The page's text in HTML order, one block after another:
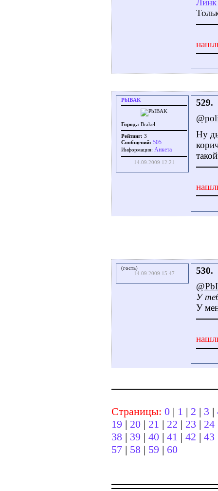
Линк
PbIBAK
Город.: Brakel
Рейтинг: 3
Сообщений: 505
Информация: Aнкета
14.09.2009 12:21
529.
Ну
(гость)
14.09.2009 15:47
530.
У
У
Страницы: 0 | 1 | 2 | 3 |
19 | 20 | 21 | 22 | 23 | 24
38 | 39 | 40 | 41 | 42 | 43
57 | 58 | 59 | 60